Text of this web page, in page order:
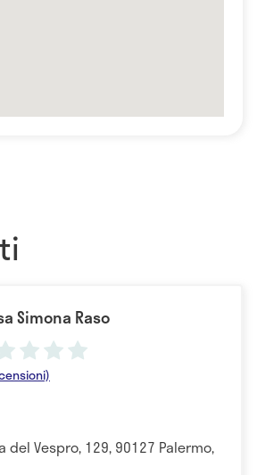
Simona Raso
del Vespro, 129, 90127 Palermo,